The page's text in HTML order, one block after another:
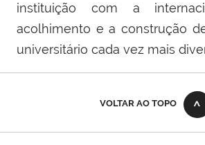
instituição com a
acolhimento e a construção
universitário cada vez mais
VOLTAR AO TOPO